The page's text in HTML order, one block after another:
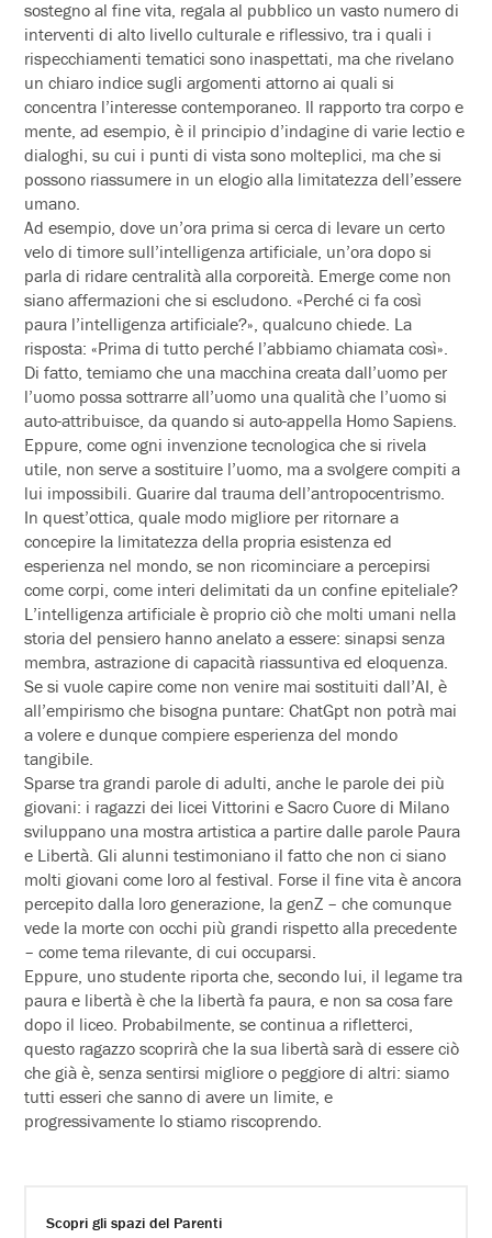
sostegno al fine vita, regala al pubblico un vasto numero di
interventi di alto livello culturale e riflessivo, tra i quali i
rispecchiamenti tematici sono inaspettati, ma che rivelano
un chiaro indice sugli argomenti attorno ai quali si
concentra l’interesse contemporaneo. Il rapporto tra corpo e
mente, ad esempio, è il principio d’indagine di varie lectio e
dialoghi, su cui i punti di vista sono molteplici, ma che si
possono riassumere in un elogio alla limitatezza dell’essere
umano.
Ad esempio, dove un’ora prima si cerca di levare un certo
velo di timore sull’intelligenza artificiale, un’ora dopo si
parla di ridare centralità alla corporeità. Emerge come non
siano affermazioni che si escludono. «Perché ci fa così
paura l’intelligenza artificiale?», qualcuno chiede. La
risposta: «Prima di tutto perché l’abbiamo chiamata così».
Di fatto, temiamo che una macchina creata dall’uomo per
l’uomo possa sottrarre all’uomo una qualità che l’uomo si
auto-attribuisce, da quando si auto-appella Homo Sapiens.
Eppure, come ogni invenzione tecnologica che si rivela
utile, non serve a sostituire l’uomo, ma a svolgere compiti a
lui impossibili. Guarire dal trauma dell’antropocentrismo.
In quest’ottica, quale modo migliore per ritornare a
concepire la limitatezza della propria esistenza ed
esperienza nel mondo, se non ricominciare a percepirsi
come corpi, come interi delimitati da un confine epiteliale?
L’intelligenza artificiale è proprio ciò che molti umani nella
storia del pensiero hanno anelato a essere: sinapsi senza
membra, astrazione di capacità riassuntiva ed eloquenza.
Se si vuole capire come non venire mai sostituiti dall’AI, è
all’empirismo che bisogna puntare: ChatGpt non potrà mai
a volere e dunque compiere esperienza del mondo
tangibile.
Sparse tra grandi parole di adulti, anche le parole dei più
giovani: i ragazzi dei licei Vittorini e Sacro Cuore di Milano
sviluppano una mostra artistica a partire dalle parole Paura
e Libertà. Gli alunni testimoniano il fatto che non ci siano
molti giovani come loro al festival. Forse il fine vita è ancora
percepito dalla loro generazione, la genZ – che comunque
vede la morte con occhi più grandi rispetto alla precedente
– come tema rilevante, di cui occuparsi.
Eppure, uno studente riporta che, secondo lui, il legame tra
paura e libertà è che la libertà fa paura, e non sa cosa fare
dopo il liceo. Probabilmente, se continua a rifletterci,
questo ragazzo scoprirà che la sua libertà sarà di essere ciò
che già è, senza sentirsi migliore o peggiore di altri: siamo
tutti esseri che sanno di avere un limite, e
progressivamente lo stiamo riscoprendo.
Scopri gli spazi del Parenti